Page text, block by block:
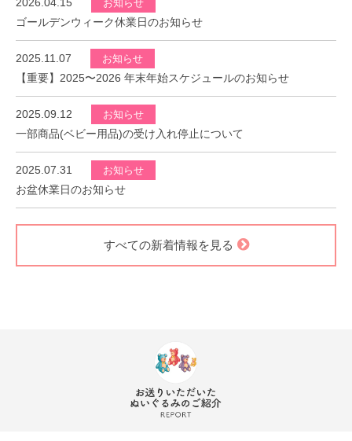
お知らせ
ゴールデンウィーク休業日のお知らせ
2025.11.07 お知らせ
【重要】2025〜2026 年末年始スケジュールのお知らせ
2025.09.12 お知らせ
一部商品(ベビー用品)の受け入れ停止について
2025.07.31 お知らせ
お盆休業日のお知らせ
すべての新着情報を見る